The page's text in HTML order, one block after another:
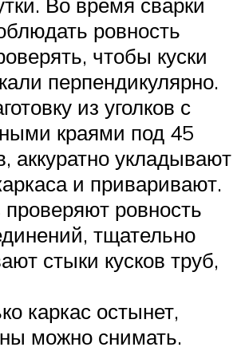
ровность
чтобы куски
перпендикулярно.
из уголков с
краями под 45
аккуратно укладывают
и приваривают.
ровность
тщательно
стыки кусков труб,
каркас остынет,
можно снимать.